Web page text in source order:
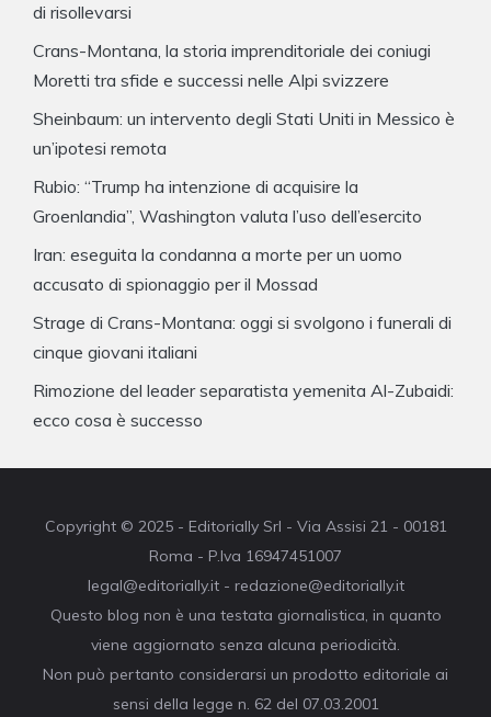
di risollevarsi
Crans-Montana, la storia imprenditoriale dei coniugi
Moretti tra sfide e successi nelle Alpi svizzere
Sheinbaum: un intervento degli Stati Uniti in Messico è
un’ipotesi remota
Rubio: “Trump ha intenzione di acquisire la
Groenlandia”, Washington valuta l’uso dell’esercito
Iran: eseguita la condanna a morte per un uomo
accusato di spionaggio per il Mossad
Strage di Crans-Montana: oggi si svolgono i funerali di
cinque giovani italiani
Rimozione del leader separatista yemenita Al-Zubaidi:
ecco cosa è successo
Copyright © 2025 - Editorially Srl - Via Assisi 21 - 00181
Roma - P.Iva 16947451007
legal@editorially.it - redazione@editorially.it
Questo blog non è una testata giornalistica, in quanto
viene aggiornato senza alcuna periodicità.
Non può pertanto considerarsi un prodotto editoriale ai
sensi della legge n. 62 del 07.03.2001